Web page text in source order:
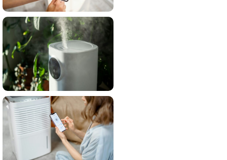
POKRETNE
KLIME(CAC)
17 proizvoda
OVLAŽIVAČI
VAZDUHA
28 proizvoda